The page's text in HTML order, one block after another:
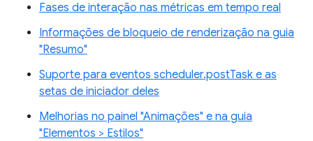
Fases de interação nas métricas em tempo real
Informações de bloqueio de renderização na guia
"Resumo"
Suporte para eventos scheduler.postTask e as
setas de iniciador deles
Melhorias no painel "Animações" e na guia
"Elementos > Estilos"